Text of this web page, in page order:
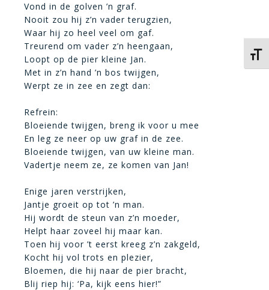
Vond in de golven ’n graf.
Nooit zou hij z’n vader terugzien,
Waar hij zo heel veel om gaf.
Treurend om vader z’n heengaan,
Loopt op de pier kleine Jan.
Met in z’n hand ’n bos twijgen,
Werpt ze in zee en zegt dan:
Refrein:
Bloeiende twijgen, breng ik voor u mee
En leg ze neer op uw graf in de zee.
Bloeiende twijgen, van uw kleine man.
Vadertje neem ze, ze komen van Jan!
Enige jaren verstrijken,
Jantje groeit op tot ’n man.
Hij wordt de steun van z’n moeder,
Helpt haar zoveel hij maar kan.
Toen hij voor ’t eerst kreeg z’n zakgeld,
Kocht hij vol trots en plezier,
Bloemen, die hij naar de pier bracht,
Blij riep hij: ‘Pa, kijk eens hier!”